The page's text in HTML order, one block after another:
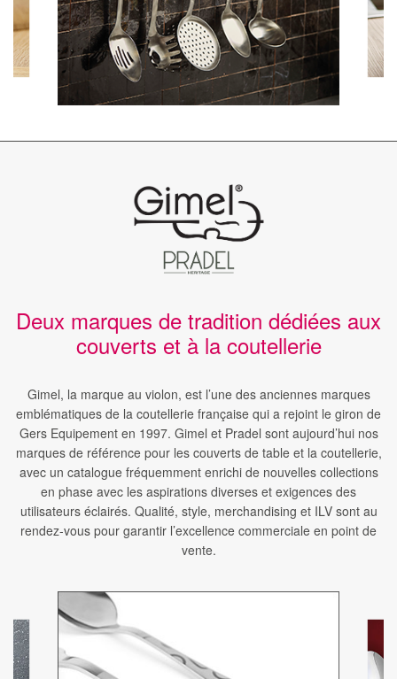
Deux marques de tradition dédiées aux
couverts et à la coutellerie
Gimel, la marque au violon, est l’une des anciennes marques
emblématiques de la coutellerie française qui a rejoint le giron de
Gers Equipement en 1997. Gimel et Pradel sont aujourd’hui nos
marques de référence pour les couverts de table et la coutellerie,
avec un catalogue fréquemment enrichi de nouvelles collections
en phase avec les aspirations diverses et exigences des
utilisateurs éclairés. Qualité, style, merchandising et ILV sont au
rendez-vous pour garantir l’excellence commerciale en point de
vente.